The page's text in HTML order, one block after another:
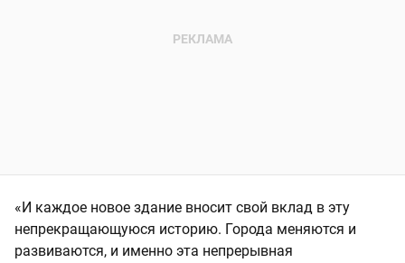
«И каждое новое здание вносит свой вклад в эту
непрекращающуюся историю. Города меняются и
развиваются, и именно эта непрерывная